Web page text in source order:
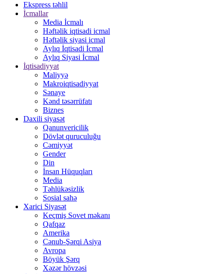
Ekspress təhlil
İcmallar
Media İcmalı
Həftəlik iqtisadi icmal
Həftəlik siyasi icmal
Aylıq İqtisadi İcmal
Aylıq Siyasi İcmal
İqtisadiyyat
Maliyyə
Makroiqtisadiyyat
Sənaye
Kənd təsərrüfatı
Biznes
Daxili siyasət
Qanunvericilik
Dövlət quruculuğu
Cəmiyyət
Gender
Din
İnsan Hüquqları
Media
Təhlükəsizlik
Sosial sahə
Xarici Siyasət
Keçmiş Sovet məkanı
Qafqaz
Amerika
Cənub-Şərqi Asiya
Avropa
Böyük Şərq
Xəzər hövzəsi